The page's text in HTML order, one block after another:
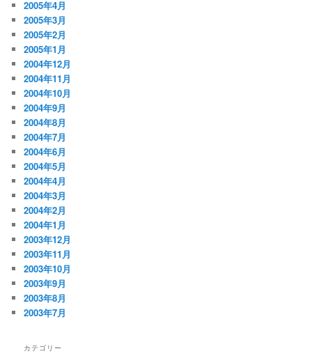
2005年4月
2005年3月
2005年2月
2005年1月
2004年12月
2004年11月
2004年10月
2004年9月
2004年8月
2004年7月
2004年6月
2004年5月
2004年4月
2004年3月
2004年2月
2004年1月
2003年12月
2003年11月
2003年10月
2003年9月
2003年8月
2003年7月
カテゴリー